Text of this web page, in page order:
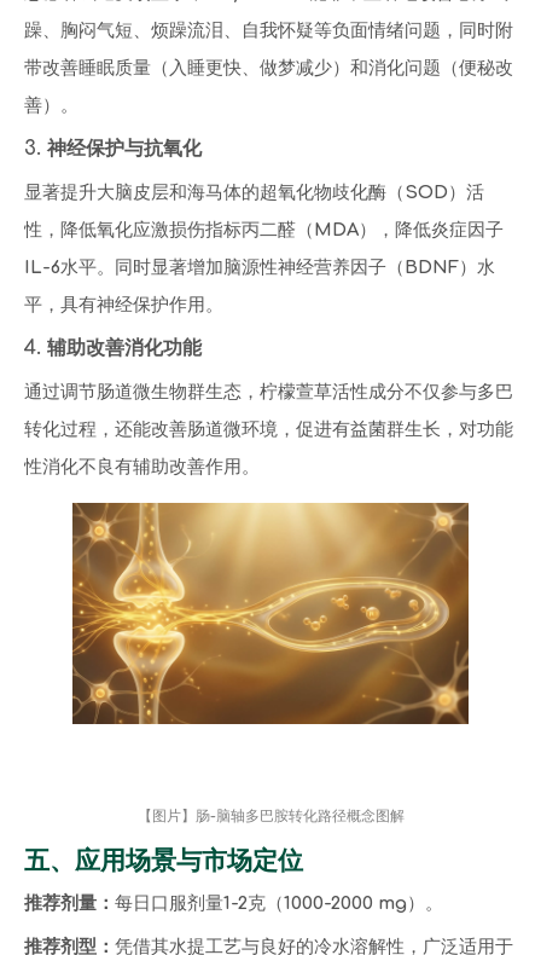
躁、胸闷气短、烦躁流泪、自我怀疑等负面情绪问题，同时附
带改善睡眠质量（入睡更快、做梦减少）和消化问题（便秘改
善）。
3. 神经保护与抗氧化
显著提升大脑皮层和海马体的超氧化物歧化酶（SOD）活
性，降低氧化应激损伤指标丙二醛（MDA），降低炎症因子
IL-6水平。同时显著增加脑源性神经营养因子（BDNF）水
平，具有神经保护作用。
4. 辅助改善消化功能
通过调节肠道微生物群生态，柠檬萱草活性成分不仅参与多巴
转化过程，还能改善肠道微环境，促进有益菌群生长，对功能
性消化不良有辅助改善作用。
【图片】肠-脑轴多巴胺转化路径概念图解
五、应用场景与市场定位
推荐剂量： 每日口服剂量1-2克（1000-2000 mg）。
推荐剂型： 凭借其水提工艺与良好的冷水溶解性，广泛适用于